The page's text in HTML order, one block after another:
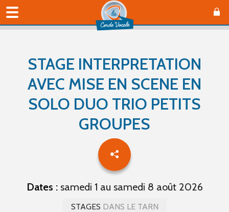
STAGE INTERPRETATION
AVEC MISE EN SCENE EN
SOLO DUO TRIO PETITS
GROUPES
Dates :samedi 1 au samedi 8 août 2026
STAGES DANS LE TARN